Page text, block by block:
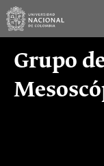
Saltar
contenido
Grupo